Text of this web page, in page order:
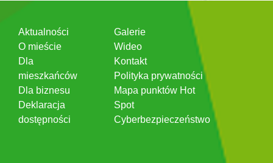
Aktualności
O mieście
Dla
mieszkańców
Dla biznesu
Deklaracja
dostępności
Galerie
Wideo
Kontakt
Polityka prywatności
Mapa punktów Hot
Spot
Cyberbezpieczeństwo